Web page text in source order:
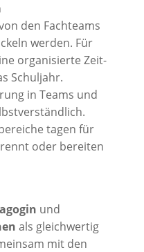
den Fachteams
werden. Für
organisierte Zeit-
Schuljahr.
in Teams und
tagen für
oder bereiten
und
als gleichwertig
mit den